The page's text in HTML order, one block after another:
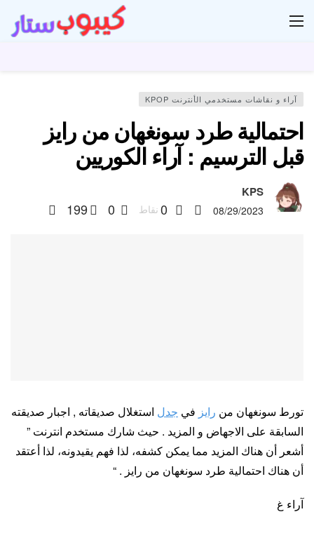
آراء و نقاشات مستخدمي الأنترنت KPOP
احتمالية طرد سونغهان من رايز
قبل الترسيم : آراء الكوريين
KPS
08/29/2023
0 نقاط 0
199
تورط سونغهان من رايز في جدل استغلال صديقاته , اجبار صديقته
السابقة على الاجهاض و المزيد . حيث شارك مستخدم انترنت ”
أشعر أن هناك المزيد مما يمكن كشفه، لذا فهم يقيدونه، لذا أعتقد
أن هناك احتمالية طرد سونغهان من رايز . “
آراء غ